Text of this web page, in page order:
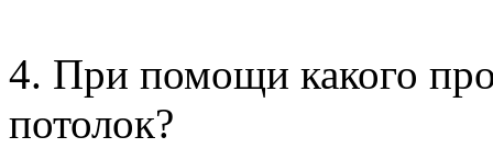
4. При помощи какого
потолок?